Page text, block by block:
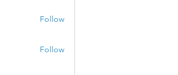
Follow
Follow